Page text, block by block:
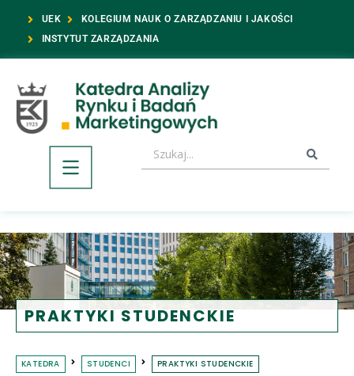
UEK
KOLEGIUM NAUK O ZARZĄDZANIU I JAKOŚCI
INSTYTUT ZARZĄDZANIA
PRAKTYKI STUDENCKIE
KATEDRA STUDENCI PRAKTYKI STUDENCKIE